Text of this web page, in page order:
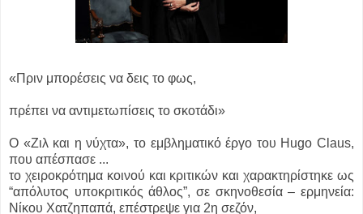
«Πριν μπορέσεις να δεις το φως,
πρέπει να αντιμετωπίσεις το σκοτάδι»
Ο «Ζιλ και η νύχτα», το εμβληματικό έργο του Hugo Claus,
που απέσπασε ...
το χειροκρότημα κοινού και κριτικών και χαρακτηρίστηκε ως
“απόλυτος υποκριτικός άθλος”, σε σκηνοθεσία – ερμηνεία:
Νίκου Χατζηπαπά, επέστρεψε για 2η σεζόν,